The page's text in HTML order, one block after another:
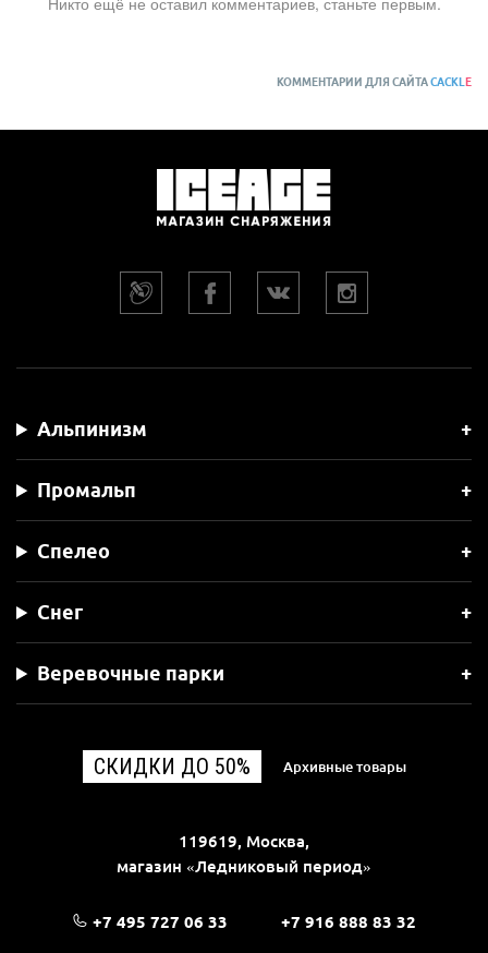
КОММЕНТАРИИ ДЛЯ САЙТАCACKLE
Альпинизм
Промальп
Спелео
Снег
Веревочные парки
СКИДКИ ДО 50% Архивные товары
119619, Москва,
магазин «Ледниковый период»
+7 495 727 06 33 +7 916 888 83 32